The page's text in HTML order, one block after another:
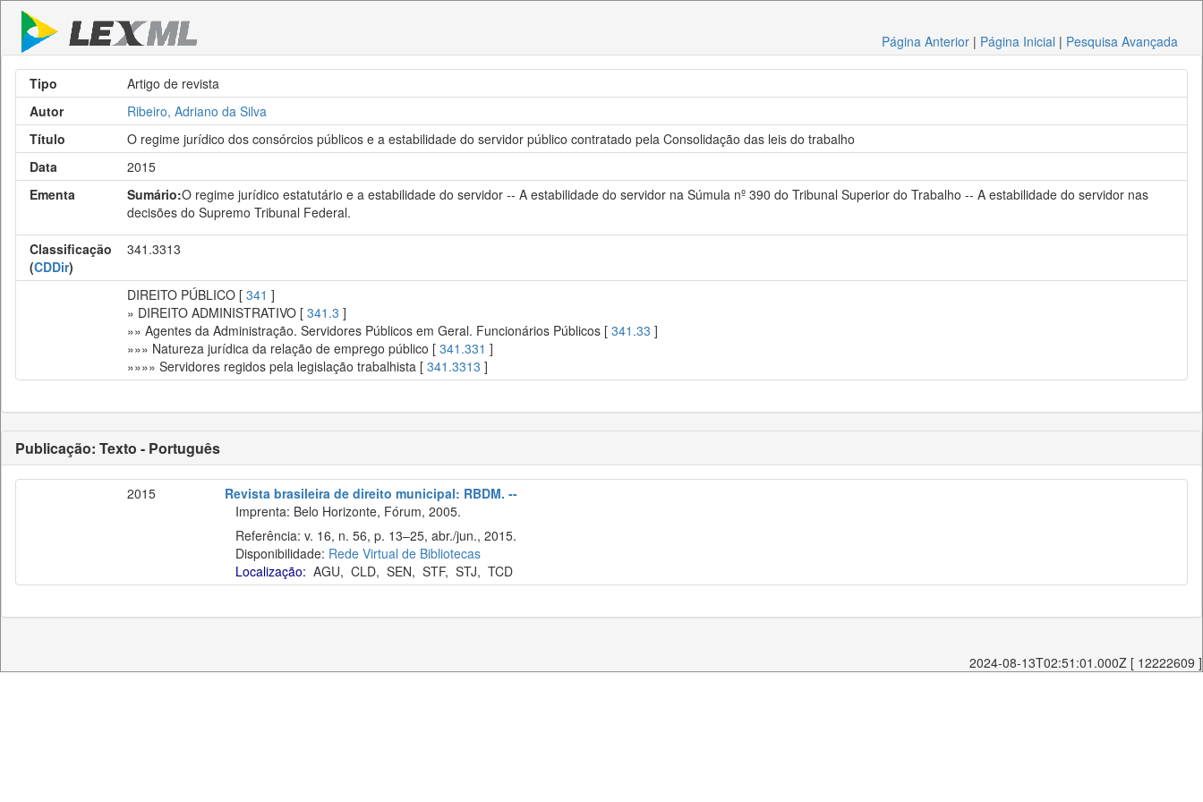
Página Anterior | Página Inicial | Pesquisa Avançada
Tipo
Artigo de revista
Autor
Ribeiro, Adriano da Silva
Título
O regime jurídico dos consórcios públicos e a estabilidade do servidor público contratado pela Consolidação das leis do trabalho
Data
2015
Ementa
Sumário:O regime jurídico estatutário e a estabilidade do servidor -- A estabilidade do servidor na Súmula nº 390 do Tribunal Superior do Trabalho -- A estabilidade do servidor nas
decisões do Supremo Tribunal Federal.
Classificação
(CDDir)
341.3313
DIREITO PÚBLICO [ 341 ]
» DIREITO ADMINISTRATIVO [ 341.3 ]
»» Agentes da Administração. Servidores Públicos em Geral. Funcionários Públicos [ 341.33 ]
»»» Natureza jurídica da relação de emprego público [ 341.331 ]
»»»» Servidores regidos pela legislação trabalhista [ 341.3313 ]
Publicação: Texto - Português
2015
Revista brasileira de direito municipal: RBDM. --
Imprenta: Belo Horizonte, Fórum, 2005.
Referência: v. 16, n. 56, p. 13–25, abr./jun., 2015.
Disponibilidade: Rede Virtual de Bibliotecas
Localização: AGU, CLD, SEN, STF, STJ, TCD
2024-08-13T02:51:01.000Z [ 12222609 ]